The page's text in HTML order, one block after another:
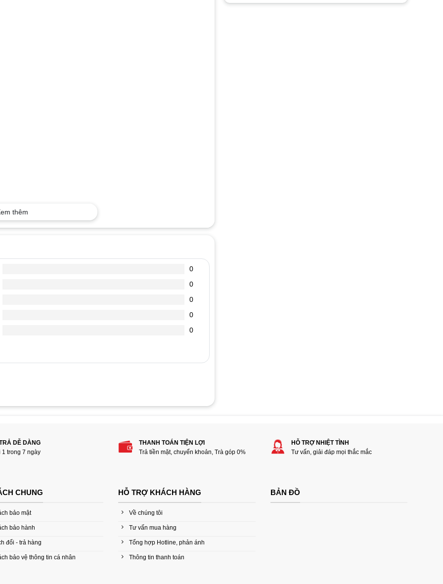
thêm
0
0
0
0
0
“Dock HDD USB 3.0 Seagate”
DỄ DÀNG
1 trong 7 ngày
THANH TOÁN TIỆN LỢI
Trả tiền mặt, chuyển khoản, Trà góp 0%
HỖ TRỢ NHIỆT TÌNH
Tư vấn, giải đáp mọi thắc mắc
CHUNG
bảo mật
bảo hành
đổi - trả hàng
bảo vệ thông tin cá nhân
HỖ TRỢ KHÁCH HÀNG
Về chúng tôi
Tư vấn mua hàng
Tổng hợp Hotline, phản ánh
Thông tin thanh toán
BẢN ĐỒ